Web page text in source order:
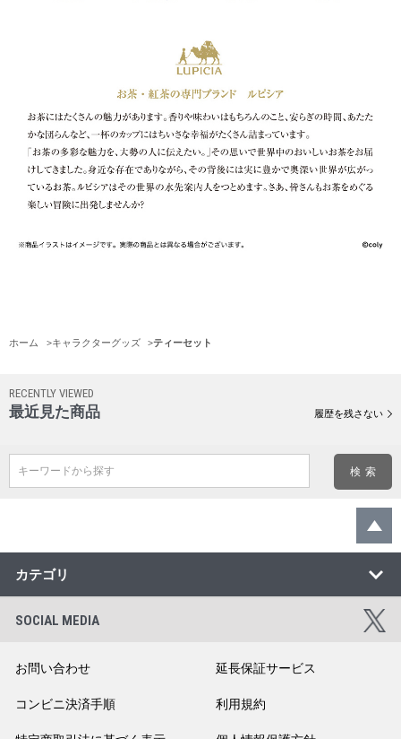
ホーム >キャラクターグッズ >ティーセット
RECENTLY VIEWED
最近見た商品 履歴を残さない
キーワードから探す
カテゴリ
SOCIAL MEDIA
お問い合わせ 延長保証サービス
コンビニ決済手順 利用規約